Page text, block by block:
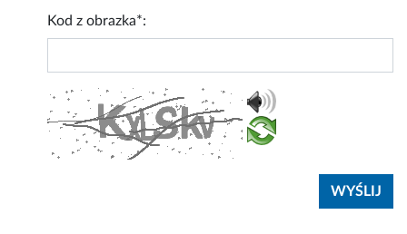
Kod z obrazka*: